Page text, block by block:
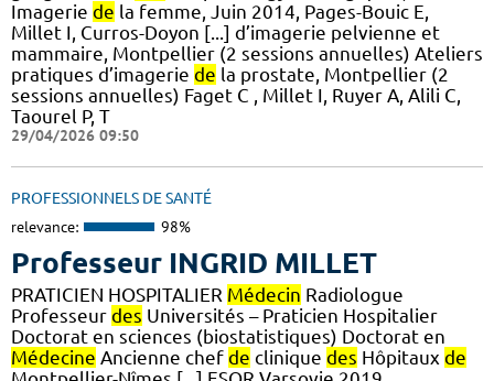
Imagerie de la femme, Juin 2014, Pages-Bouic E,
Millet I, Curros-Doyon [...] d’imagerie pelvienne et
mammaire, Montpellier (2 sessions annuelles) Ateliers
pratiques d’imagerie de la prostate, Montpellier (2
sessions annuelles) Faget C , Millet I, Ruyer A, Alili C,
Taourel P, T
29/04/2026 09:50
PROFESSIONNELS DE SANTÉ
relevance: 98%
Professeur INGRID MILLET
PRATICIEN HOSPITALIER Médecin Radiologue
Professeur des Universités – Praticien Hospitalier
Doctorat en sciences (biostatistiques) Doctorat en
Médecine Ancienne chef de clinique des Hôpitaux de